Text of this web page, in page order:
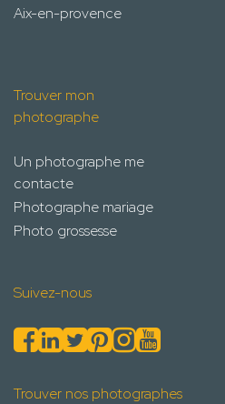
Aix-en-provence
Trouver mon
photographe
Un photographe me
contacte
Photographe mariage
Photo grossesse
Suivez-nous
Trouver nos photographes